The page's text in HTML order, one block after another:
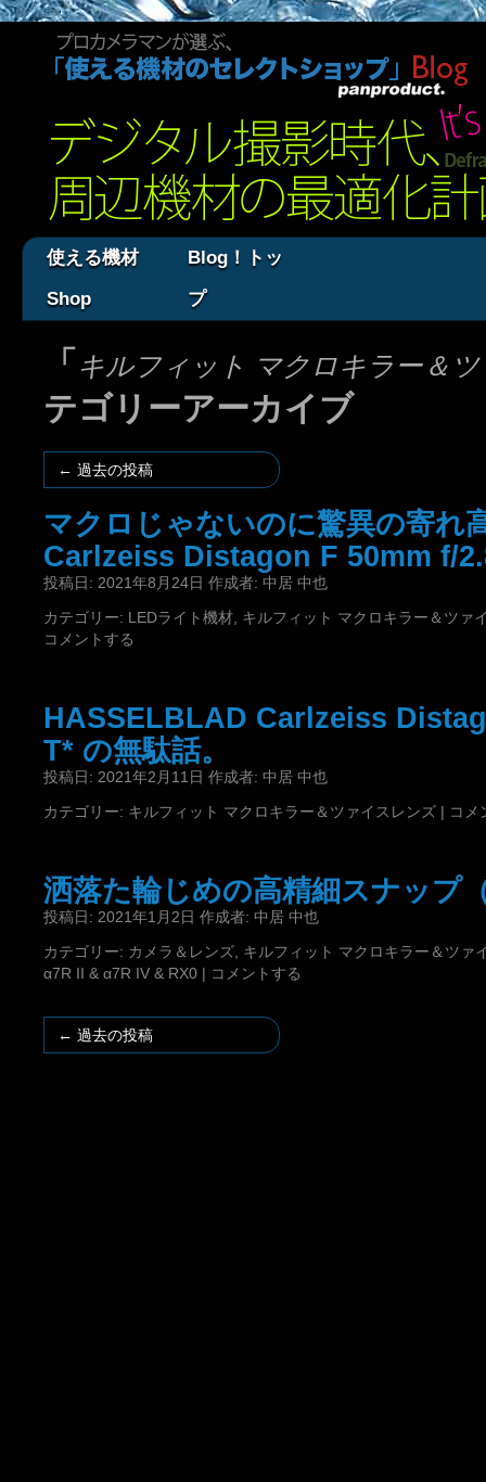
使える機材
Shop
Blog！トッ
プ
「 キルフィット マクロキラー＆
テゴリーアーカイブ
← 過去の投稿
マクロじゃないのに驚異の寄れ
Carlzeiss Distagon F 50mm f/
投稿日: 2021年8月24日 作成者: 中居 中也
カテゴリー: LEDライト機材 キルフィット マクロキラー＆ツァ
コメントする
HASSELBLAD Carlzeiss
T* の無駄話。
投稿日: 2021年2月11日 作成者: 中居 中也
カテゴリー: キルフィット マクロキラー＆ツァイスレンズ | コメ
洒落た輪じめの高精細スナップ
投稿日: 2021年1月2日 作成者: 中居 中也
カテゴリー: カメラ＆レンズ キルフィット マクロキラー＆ツァ
α7R II & α7R IV & RX0 | コメントする
← 過去の投稿